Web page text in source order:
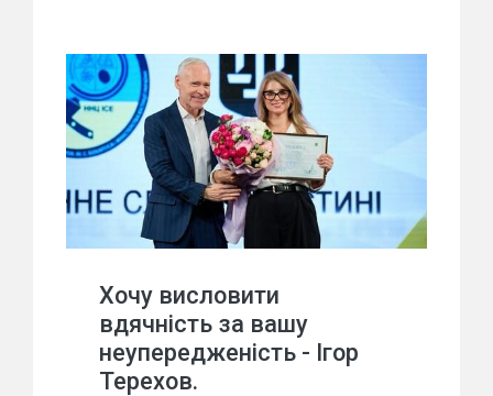
Хочу висловити
вдячність за вашу
неупередженість - Ігор
Терехов.